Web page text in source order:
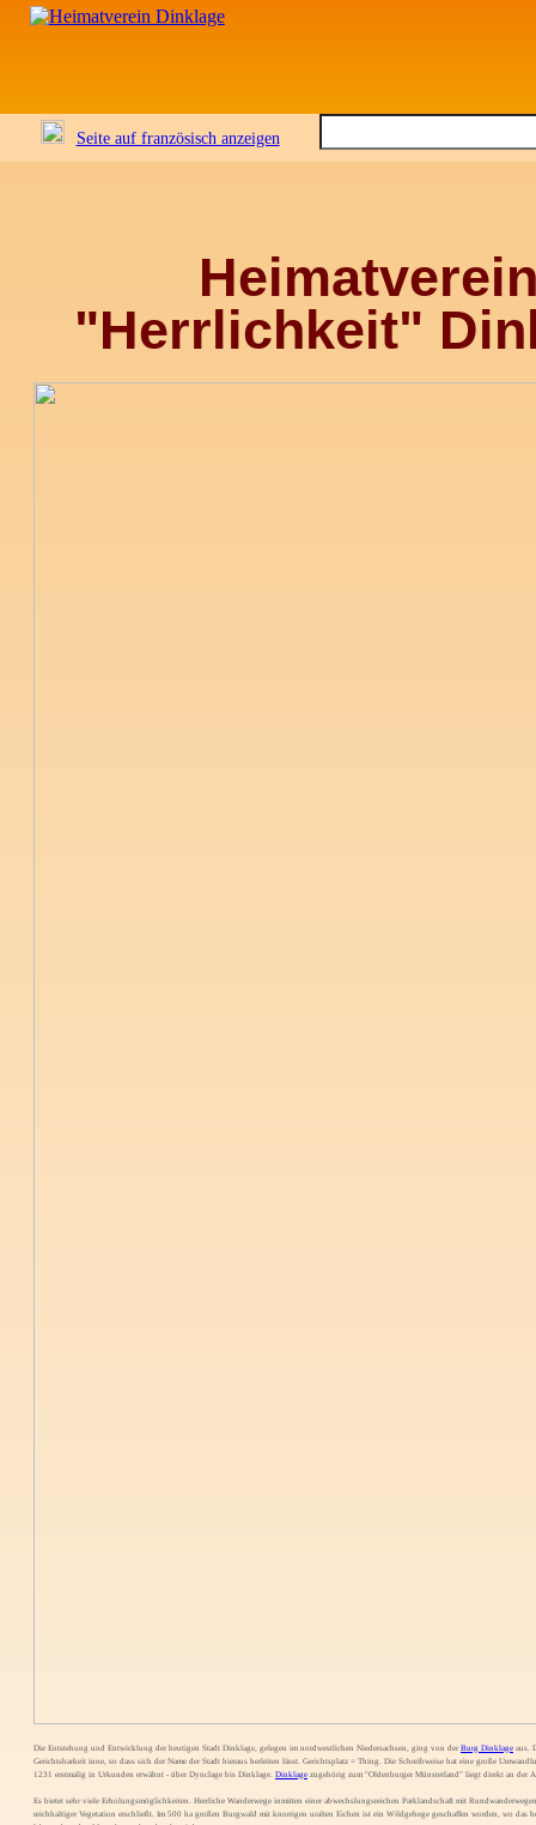
Seite auf französisch anzeigen
"Herrlichkeit"
Die Entstehung und Entwicklung der heutigen Stadt Dinklage, gelegen im nordwestlichen Niedersachsen, ging von der Burg Dinklage aus.
Gerichtsbarkeit inne, so dass sich der Name der Stadt hieraus herleiten lässt. Gerichtsplatz = Thing. Die Schreibweise hat eine große
1231 erstmalig in Urkunden erwähnt - über Dynclage bis Dinklage. Dinklage zugehörig zum "Oldenburger Münsterland" liegt direkt an der
Es bietet sehr viele Erholungsmöglichkeiten. Herrliche Wanderwege inmitten einer abwechslungsreichen Parklandschaft mit
reichhaltiger Vegetation erschließt. Im 500 ha großen Burgwald mit knorrigen uralten Eichen ist ein Wildgehege geschaffen worden, wo das